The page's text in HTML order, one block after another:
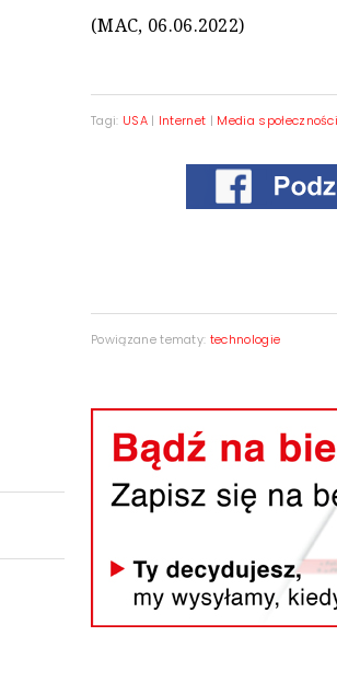
(MAC, 06.06.2022)
Tagi: USA | Internet | Media
Powiązane tematy: technologie